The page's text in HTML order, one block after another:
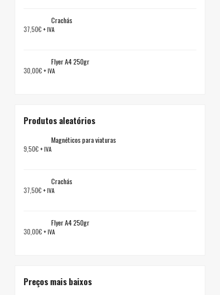
Crachás
37,50€ + IVA
Flyer A4 250gr
30,00€ + IVA
Produtos aleatórios
Magnéticos para viaturas
9,50€ + IVA
Crachás
37,50€ + IVA
Flyer A4 250gr
30,00€ + IVA
Preços mais baixos